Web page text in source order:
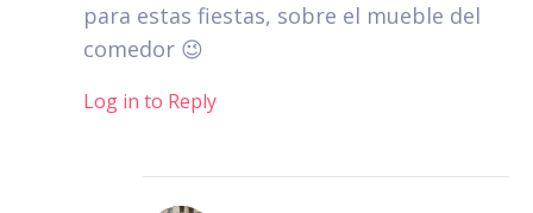
para estas fiestas, sobre el mueble del
comedor 😉
Log in to Reply